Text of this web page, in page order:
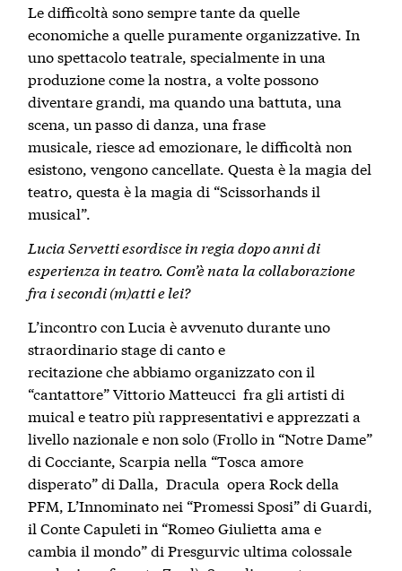
Le difficoltà sono sempre tante da quelle
economiche a quelle puramente organizzative. In
uno spettacolo teatrale, specialmente in una
produzione come la nostra, a volte possono
diventare grandi, ma quando una battuta, una
scena, un passo di danza, una frase
musicale, riesce ad emozionare, le difficoltà non
esistono, vengono cancellate. Questa è la magia del
teatro, questa è la magia di “Scissorhands il
musical”.
Lucia Servetti esordisce in regia dopo anni di
esperienza in teatro. Com’è nata la collaborazione
fra i secondi (m)atti e lei?
L’incontro con Lucia è avvenuto durante uno
straordinario stage di canto e
recitazione che abbiamo organizzato con il
“cantattore”Vittorio Matteucci fra gli artisti di
muical e teatro più rappresentativi e apprezzati a
livello nazionale e non solo (Frollo in “Notre Dame”
di Cocciante, Scarpia nella “Tosca amore
disperato” di Dalla, Dracula opera Rock della
PFM, L’Innominato nei “Promessi Sposi” di Guardi,
il Conte Capuleti in “Romeo Giulietta ama e
cambia il mondo” di Presgurvic ultima colossale